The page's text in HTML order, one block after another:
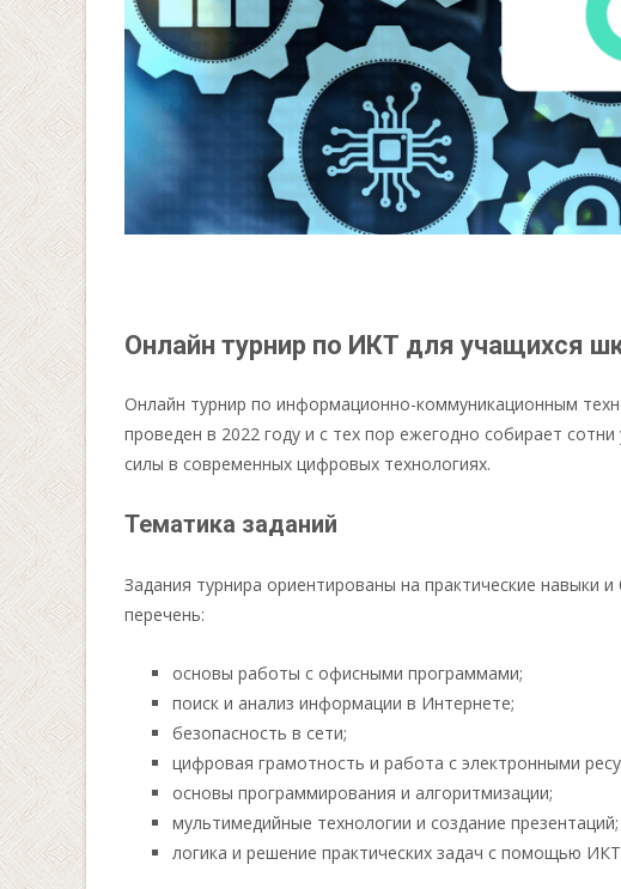
Онлайн турнир по ИКТ для учащихся
Онлайн турнир по информационно-коммуникационным
проведен в 2022 году и с тех пор ежегодно собирает
силы в современных цифровых технологиях.
Тематика заданий
Задания турнира ориентированы на практические
перечень:
основы работы с офисными программами;
поиск и анализ информации в Интернете;
безопасность в сети;
цифровая грамотность и работа с электронными
основы программирования и алгоритмизации;
мультимедийные технологии и создание презентаций;
логика и решение практических задач с помощью